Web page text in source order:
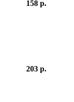
158 р.
203 р.